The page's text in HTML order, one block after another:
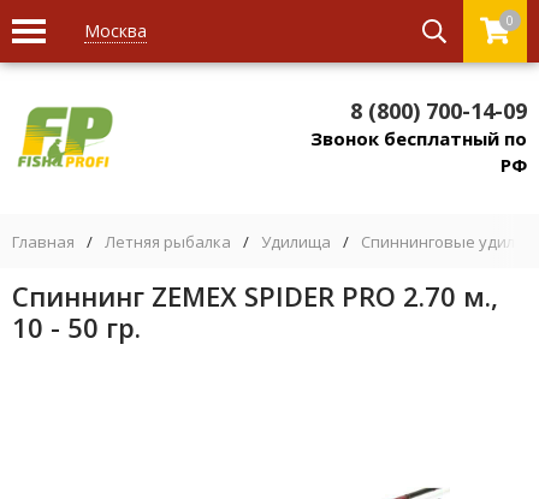
Москва 0
8 (800) 700-14-09
Звонок бесплатный по
РФ
Главная / Летняя рыбалка / Удилища / Спиннинговые
Спиннинг ZEMEX SPIDER PRO 2.70 м.,
10 - 50 гр.